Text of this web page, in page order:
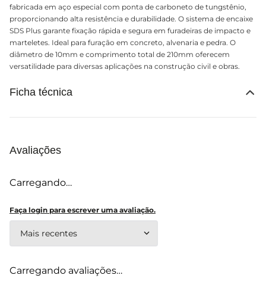
fabricada em aço especial com ponta de carboneto de tungstênio,
proporcionando alta resistência e durabilidade. O sistema de encaixe
SDS Plus garante fixação rápida e segura em furadeiras de impacto e
marteletes. Ideal para furação em concreto, alvenaria e pedra. O
diâmetro de 10mm e comprimento total de 210mm oferecem
versatilidade para diversas aplicações na construção civil e obras.
Ficha técnica
Avaliações
Carregando…
Faça login para escrever uma avaliação.
Mais recentes
Carregando avaliações…